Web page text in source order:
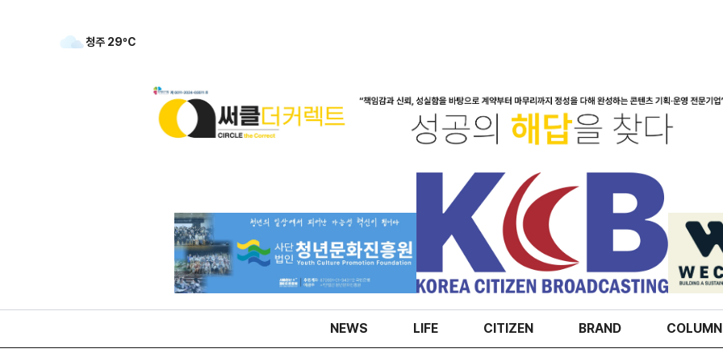
강릉 27ºC
NEWS LIFE CITIZEN BRAND COLUMN